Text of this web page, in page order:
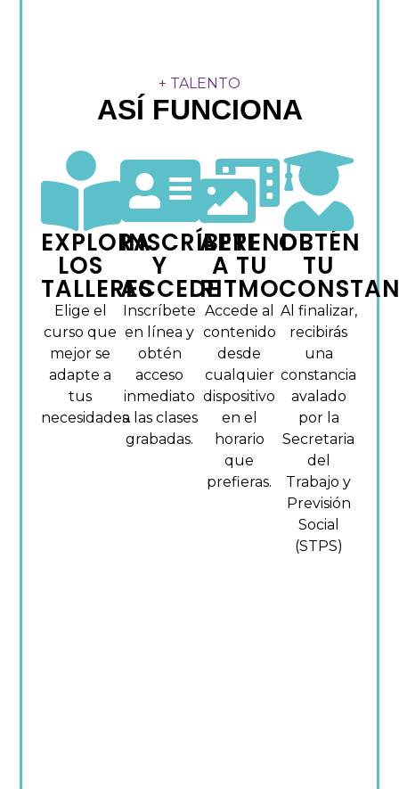
+ TALENTO
ASÍ FUNCIONA
EXPLORA
LOS
TALLERES
Elige el
curso que
mejor se
adapte a
tus
necesidades.
INSCRÍBETE
Y
ACCEDE
Inscríbete
en línea y
obtén
acceso
inmediato
a las clases
grabadas.
APRENDE
A TU
RITMO
Accede al
contenido
desde
cualquier
dispositivo
en el
horario
que
prefieras.
OBTÉN
TU
Al finalizar,
recibirás
una
constancia
avalado
por la
Secretaria
del
Trabajo y
Previsión
Social
(STPS)